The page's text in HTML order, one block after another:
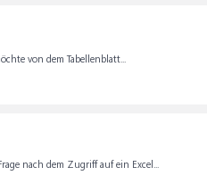
von dem Tabellenblatt...
nach dem Zugriff auf ein Excel...